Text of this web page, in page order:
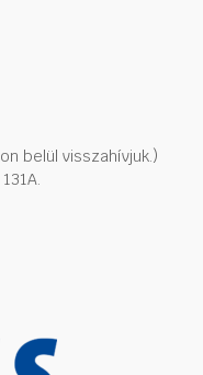
belül visszahívjuk.)